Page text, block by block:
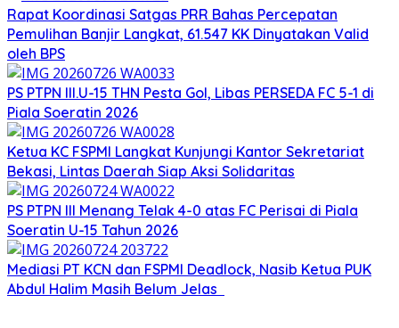
Rapat Koordinasi Satgas PRR Bahas Percepatan
Pemulihan Banjir Langkat, 61.547 KK Dinyatakan Valid
oleh BPS
PS PTPN III.U-15 THN Pesta Gol, Libas PERSEDA FC 5-1 di
Piala Soeratin 2026
Ketua KC FSPMI Langkat Kunjungi Kantor Sekretariat
Bekasi, Lintas Daerah Siap Aksi Solidaritas
PS PTPN III Menang Telak 4-0 atas FC Perisai di Piala
Soeratin U-15 Tahun 2026
Mediasi PT KCN dan FSPMI Deadlock, Nasib Ketua PUK
Abdul Halim Masih Belum Jelas